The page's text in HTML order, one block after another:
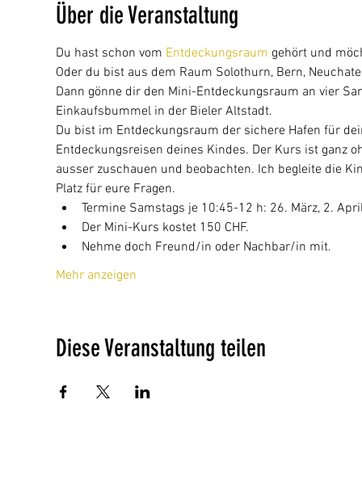
Über die Veranstaltung
Du hast schon vom Entdeckungsraum gehört und
Oder du bist aus dem Raum Solothurn, Bern,
Dann gönne dir den Mini-Entdeckungsraum an vier
Einkaufsbummel in der Bieler Altstadt.
Du bist im Entdeckungsraum der sichere Hafen für
Entdeckungsreisen deines Kindes. Der Kurs ist ganz
ausser zuschauen und beobachten. Ich begleite die
Platz für eure Fragen.
Termine Samstags je 10:45-12 h: 26. März, 2.
Der Mini-Kurs kostet 150 CHF.
Nehme doch Freund/in oder Nachbar/in mit.
Mehr anzeigen
Diese Veranstaltung teilen